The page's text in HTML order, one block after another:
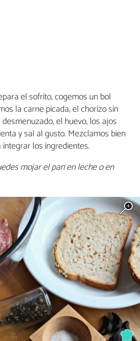
el sofrito, cogemos un bol
la carne picada, el chorizo sin
el huevo, los ajos
y sal al gusto. Mezclamos bien
los ingredientes.
mojar el pan en leche o en